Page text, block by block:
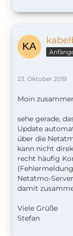
23. Oktober 2019
Moin
sehe gerade,
Update
über die
kann nicht
recht häufig
Netatmo-
damit
Viele Grüße
Stefan